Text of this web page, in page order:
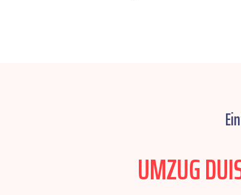
UMZUG